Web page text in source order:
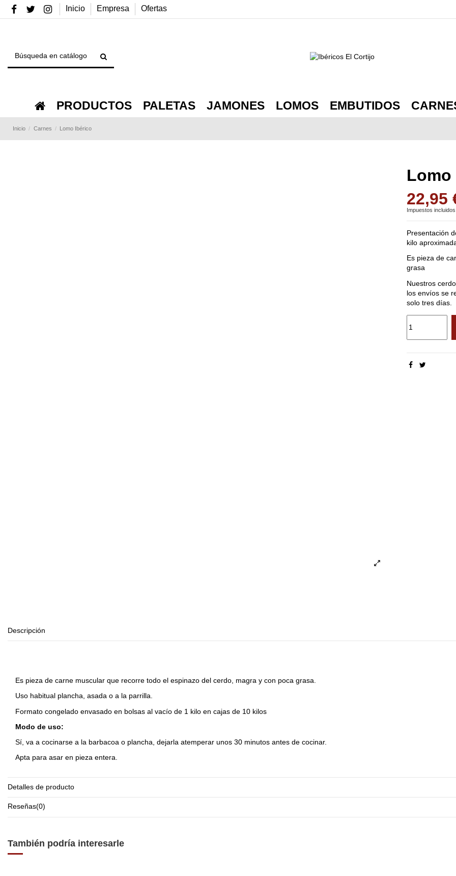
Inicio Empresa Ofertas
PRODUCTOS PALETAS JAMONES LOMOS EMBUTIDOS
Inicio Carnes Lomo Ibérico
Lomo
22,95
Impuestos incluidos
Presentación
kilo
Es pieza de
grasa
Nuestros
los envíos se
solo tres días.
Descripción
Es pieza de carne muscular que recorre todo el espinazo del cerdo, magra y con poca grasa.
Uso habitual plancha, asada o a la parrilla.
Formato congelado envasado en bolsas al vacío de 1 kilo en cajas de 10 kilos
Modo de uso:
Sí, va a cocinarse a la barbacoa o plancha, dejarla atemperar unos 30 minutos antes de cocinar.
Apta para asar en pieza entera.
Detalles de producto
Reseñas(0)
También podría interesarle